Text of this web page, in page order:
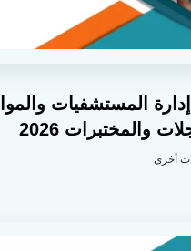
المستشفيات
والمختبرات 2026
أخرى